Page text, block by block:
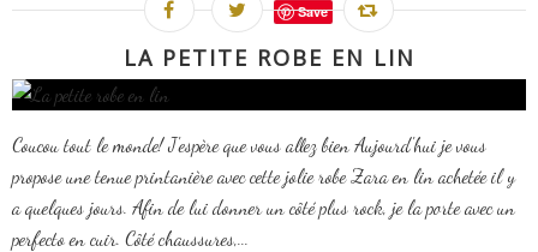
Save
LA PETITE ROBE EN LIN
Coucou tout le monde! J'espère que vous allez bien Aujourd'hui je vous
propose une tenue printanière avec cette jolie robe Zara en lin achetée il y
a quelques jours. Afin de lui donner un côté plus rock, je la porte avec un
perfecto en cuir. Côté chaussures,...